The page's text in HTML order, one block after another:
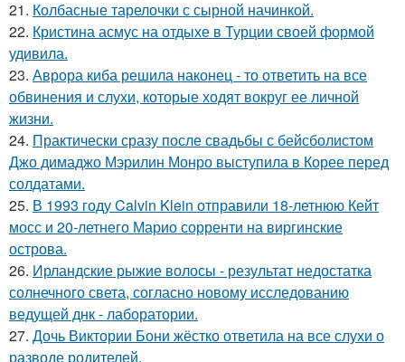
21. Колбасные тарелочки с сырной начинкой.
22. Кристина асмус на отдыхе в Турции своей формой
удивила.
23. Аврора киба решила наконец - то ответить на все
обвинения и слухи, которые ходят вокруг ее личной
жизни.
24. Практически сразу после свадьбы с бейсболистом
Джо димаджо Мэрилин Монро выступила в Корее перед
солдатами.
25. В 1993 году Calvin Klein отправили 18-летнюю Кейт
мосс и 20-летнего Марио сорренти на виргинские
острова.
26. Ирландские рыжие волосы - результат недостатка
солнечного света, согласно новому исследованию
ведущей днк - лаборатории.
27. Дочь Виктории Бони жёстко ответила на все слухи о
разводе родителей.